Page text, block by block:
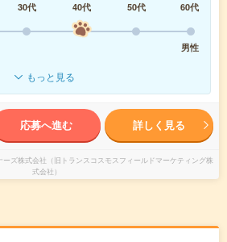
30代 40代 50代
60代
男性
もっと見る
応募へ進む 詳しく見る
ーズ株式会社（旧トランスコスモスフィールドマーケティング株
式会社）